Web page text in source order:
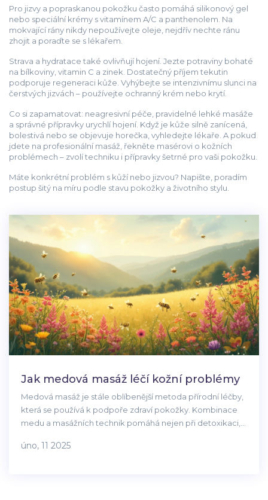
Pro jizvy a popraskanou pokožku často pomáhá silikonový gel
nebo speciální krémy s vitamínem A/C a panthenolem. Na
mokvající rány nikdy nepoužívejte oleje, nejdřív nechte ránu
zhojit a poraďte se s lékařem.
Strava a hydratace také ovlivňují hojení. Jezte potraviny bohaté
na bílkoviny, vitamin C a zinek. Dostatečný příjem tekutin
podporuje regeneraci kůže. Vyhýbejte se intenzivnímu slunci na
čerstvých jizvách – používejte ochranný krém nebo krytí.
Co si zapamatovat: neagresivní péče, pravidelné lehké masáže
a správné přípravky urychlí hojení. Když je kůže silně zanícená,
bolestivá nebo se objevuje horečka, vyhledejte lékaře. A pokud
jdete na profesionální masáž, řekněte masérovi o kožních
problémech – zvolí techniku i přípravky šetrné pro vaši pokožku.
Máte konkrétní problém s kůží nebo jizvou? Napište, poradím
postup šitý na míru podle stavu pokožky a životního stylu.
Jak medová masáž léčí kožní problémy
Medová masáž je stále oblíbenější metoda přírodní léčby,
která se používá k podpoře zdraví pokožky. Kombinace
medu a masážních technik pomáhá nejen při detoxikaci,
článek se zaměřuje na to, jak medová masáž funguje, jaké
úno, 11 2025